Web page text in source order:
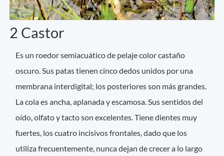
2 Castor
Es un roedor semiacuático de pelaje color castaño
oscuro. Sus patas tienen cinco dedos unidos por una
membrana interdigital; los posteriores son más grandes.
La cola es ancha, aplanada y escamosa. Sus sentidos del
oído, olfato y tacto son excelentes. Tiene dientes muy
fuertes, los cuatro incisivos frontales, dado que los
utiliza frecuentemente, nunca dejan de crecer a lo largo